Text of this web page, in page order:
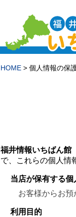
HOME > 個人情報の保
福井情報いちばん館
で、これらの個人情
当店が保有する個
お客様からお預
利用目的